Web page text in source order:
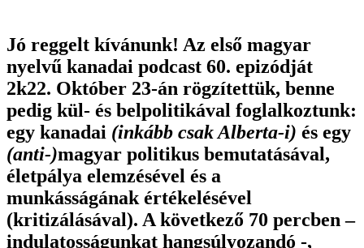
Jó reggelt kívánunk! Az első magyar
nyelvű kanadai podcast 60. epizódját
2k22. Október 23-án rögzítettük, benne
pedig kül- és belpolitikával foglalkoztunk:
egy kanadai (inkább csak Alberta-i) és egy
(anti-)magyar politikus bemutatásával,
életpálya elemzésével és a
munkásságának értékelésével
(kritizálásával). A következő 70 percben –
indulatosságunkat hangsúlyozandó -,